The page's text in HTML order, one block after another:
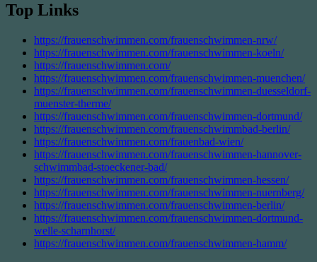
Top Links
https://frauenschwimmen.com/frauenschwimmen-nrw/
https://frauenschwimmen.com/frauenschwimmen-koeln/
https://frauenschwimmen.com/
https://frauenschwimmen.com/frauenschwimmen-muenchen/
https://frauenschwimmen.com/frauenschwimmen-duesseldorf-
muenster-therme/
https://frauenschwimmen.com/frauenschwimmen-dortmund/
https://frauenschwimmen.com/frauenschwimmbad-berlin/
https://frauenschwimmen.com/frauenbad-wien/
https://frauenschwimmen.com/frauenschwimmen-hannover-
schwimmbad-stoeckener-bad/
https://frauenschwimmen.com/frauenschwimmen-hessen/
https://frauenschwimmen.com/frauenschwimmen-nuernberg/
https://frauenschwimmen.com/frauenschwimmen-berlin/
https://frauenschwimmen.com/frauenschwimmen-dortmund-
welle-scharnhorst/
https://frauenschwimmen.com/frauenschwimmen-hamm/